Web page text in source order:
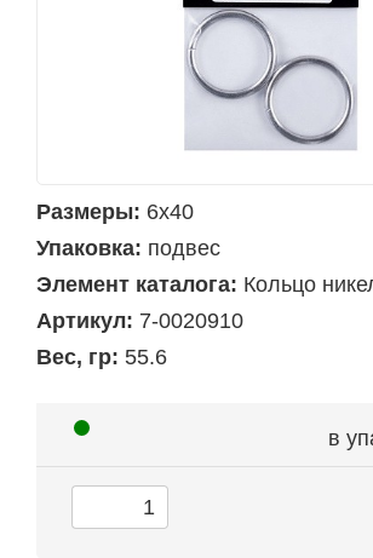
Размеры: 6х40
Упаковка: подвес
Элемент каталога: Кольцо
Артикул: 7-0020910
Вес, гр: 55.6
в